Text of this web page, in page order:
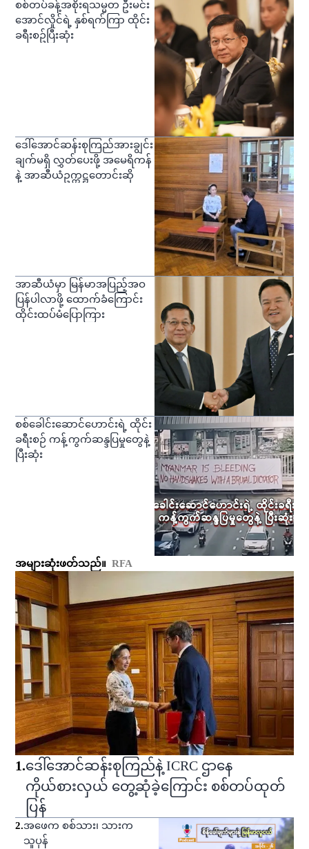
စစ်တပ်ခန့်အစိုးရသမ္မတ ဦးမင်း
အောင်လှိုင်ရဲ့ နှစ်ရက်ကြာ ထိုင်း
ခရီးစဥ်ပြီးဆုံး
ဒေါ်အောင်ဆန်းစုကြည်အားချွင်း
ချက်မရှိ လွှတ်ပေးဖို့ အမေရိကန်
နဲ့ အာဆီယံဥက္ကဋ္ဌတောင်းဆို
အာဆီယံမှာ မြန်မာအပြည့်အဝ
ပြန်ပါလာဖို့ ထောက်ခံကြောင်း
ထိုင်းထပ်မံပြောကြား
စစ်ခေါင်းဆောင်ဟောင်းရဲ့ ထိုင်း
ခရီးစဉ် ကန့်ကွက်ဆန္ဒပြမှုတွေနဲ့
ပြီးဆုံး
အများဆုံးဖတ်သည်။ RFA
1.ဒေါ်အောင်ဆန်းစုကြည်နဲ့ ICRC ဌာနေ
ကိုယ်စားလှယ် တွေ့ဆုံခဲ့ကြောင်း စစ်တပ်ထုတ်
ပြန်
2.အဖေက စစ်သား၊ သားက
သူပုန်